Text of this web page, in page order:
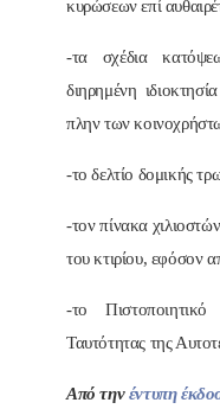
κυρώσεων επί
-τα σχέδια
διηρημένη
πλην των
-το δελτίο δομικής
-τον πίνακα
του κτιρίου, εφόσον
-το
Ταυτότητας της
Από τηνέντυπη